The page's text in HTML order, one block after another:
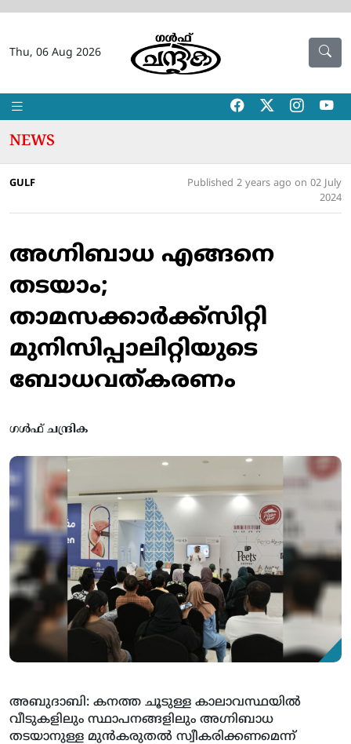
Thu, 06 Aug 2026
NEWS
GULF
Published 2 years ago on 02 July
2024
അഗ്നിബാധ എങ്ങനെ
തടയാം;
താമസക്കാര്‍ക്ക്സിറ്റി
മുനിസിപ്പാലിറ്റിയുടെ
ബോധവത്കരണം
ഗൾഫ് ചന്ദ്രിക
അബുദാബി: കനത്ത ചൂടുള്ള കാലാവസ്ഥയില്‍
വീടുകളിലും സ്ഥാപനങ്ങളിലും അഗ്നിബാധ
തടയാനുള്ള മുന്‍കരുതല്‍ സ്വീകരിക്കണമെന്ന്